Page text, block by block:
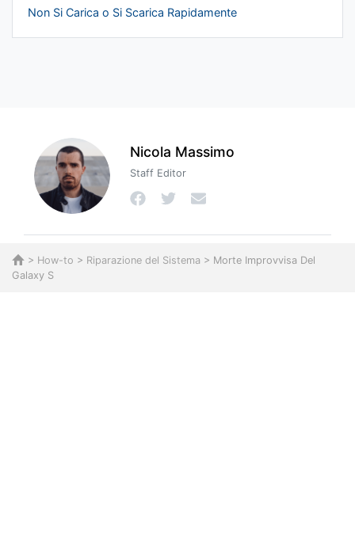
Non Si Carica o Si Scarica Rapidamente
Nicola Massimo
Staff Editor
> How-to > Riparazione del Sistema > Morte Improvvisa Del
Galaxy S